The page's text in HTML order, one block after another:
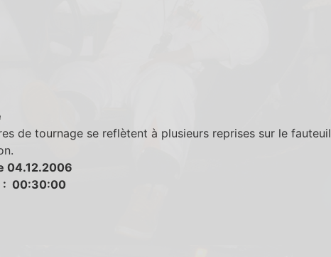
de tournage se reflètent à plusieurs reprises sur le fauteuil
04.12.2006
: 00:30:00